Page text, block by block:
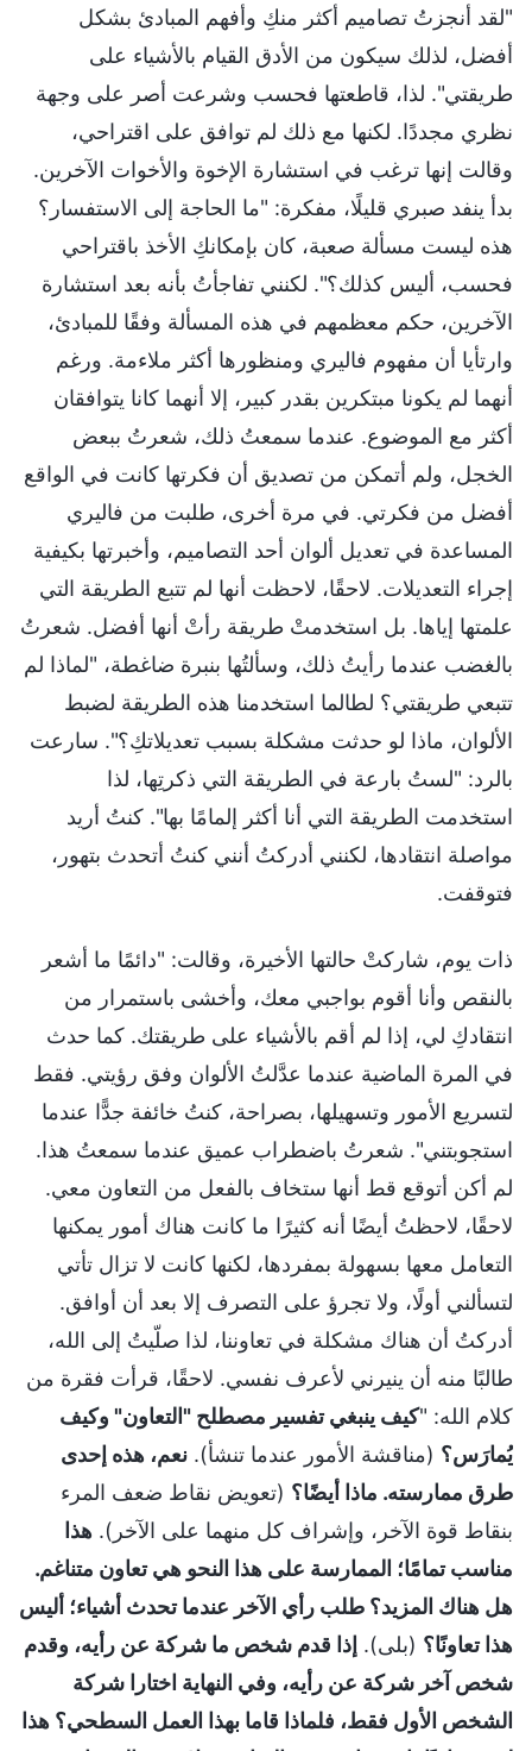
"لقد أنجزتُ تصاميم أكثر منكِ وأفهم المبادئ بشكل
أفضل، لذلك سيكون من الأدق القيام بالأشياء على
طريقتي". لذا، قاطعتها فحسب وشرعت أصر على وجهة
نظري مجددًا. لكنها مع ذلك لم توافق على اقتراحي،
وقالت إنها ترغب في استشارة الإخوة والأخوات الآخرين.
بدأ ينفد صبري قليلًا، مفكرة: "ما الحاجة إلى الاستفسار؟
هذه ليست مسألة صعبة، كان بإمكانكِ الأخذ باقتراحي
فحسب، أليس كذلك؟". لكنني تفاجأتُ بأنه بعد استشارة
الآخرين، حكم معظمهم في هذه المسألة وفقًا للمبادئ،
وارتأيا أن مفهوم فاليري ومنظورها أكثر ملاءمة. ورغم
أنهما لم يكونا مبتكرين بقدر كبير، إلا أنهما كانا يتوافقان
أكثر مع الموضوع. عندما سمعتُ ذلك، شعرتُ ببعض
الخجل، ولم أتمكن من تصديق أن فكرتها كانت في الواقع
أفضل من فكرتي. في مرة أخرى، طلبت من فاليري
المساعدة في تعديل ألوان أحد التصاميم، وأخبرتها بكيفية
إجراء التعديلات. لاحقًا، لاحظت أنها لم تتبع الطريقة التي
علمتها إياها. بل استخدمتْ طريقة رأتْ أنها أفضل. شعرتُ
بالغضب عندما رأيتُ ذلك، وسألتُها بنبرة ضاغطة، "لماذا لم
تتبعي طريقتي؟ لطالما استخدمنا هذه الطريقة لضبط
الألوان، ماذا لو حدثت مشكلة بسبب تعديلاتكِ؟". سارعت
بالرد: "لستُ بارعة في الطريقة التي ذكرتِها، لذا
استخدمت الطريقة التي أنا أكثر إلمامًا بها". كنتُ أريد
مواصلة انتقادها، لكنني أدركتُ أنني كنتُ أتحدث بتهور،
فتوقفت.
ذات يوم، شاركتْ حالتها الأخيرة، وقالت: "دائمًا ما أشعر
بالنقص وأنا أقوم بواجبي معك، وأخشى باستمرار من
انتقادكِ لي، إذا لم أقم بالأشياء على طريقتك. كما حدث
في المرة الماضية عندما عدَّلتُ الألوان وفق رؤيتي. فقط
لتسريع الأمور وتسهيلها، بصراحة، كنتُ خائفة جدًّا عندما
استجوبتني". شعرتُ باضطراب عميق عندما سمعتُ هذا.
لم أكن أتوقع قط أنها ستخاف بالفعل من التعاون معي.
لاحقًا، لاحظتُ أيضًا أنه كثيرًا ما كانت هناك أمور يمكنها
التعامل معها بسهولة بمفردها، لكنها كانت لا تزال تأتي
لتسألني أولًا، ولا تجرؤ على التصرف إلا بعد أن أوافق.
أدركتُ أن هناك مشكلة في تعاوننا، لذا صلّيتُ إلى الله،
طالبًا منه أن ينيرني لأعرف نفسي. لاحقًا، قرأت فقرة من
كلام الله: "كيف ينبغي تفسير مصطلح "التعاون" وكيف
يُمارَس؟ (مناقشة الأمور عندما تنشأ). نعم، هذه إحدى
طرق ممارسته. ماذا أيضًا؟ (تعويض نقاط ضعف المرء
بنقاط قوة الآخر، وإشراف كل منهما على الآخر). هذا
مناسب تمامًا؛ الممارسة على هذا النحو هي تعاون متناغم.
هل هناك المزيد؟ طلب رأي الآخر عندما تحدث أشياء؛ أليس
هذا تعاونًا؟ (بلى). إذا قدم شخص ما شركة عن رأيه، وقدم
شخص آخر شركة عن رأيه، وفي النهاية اختارا شركة
الشخص الأول فقط، فلماذا قاما بهذا العمل السطحي؟ هذا